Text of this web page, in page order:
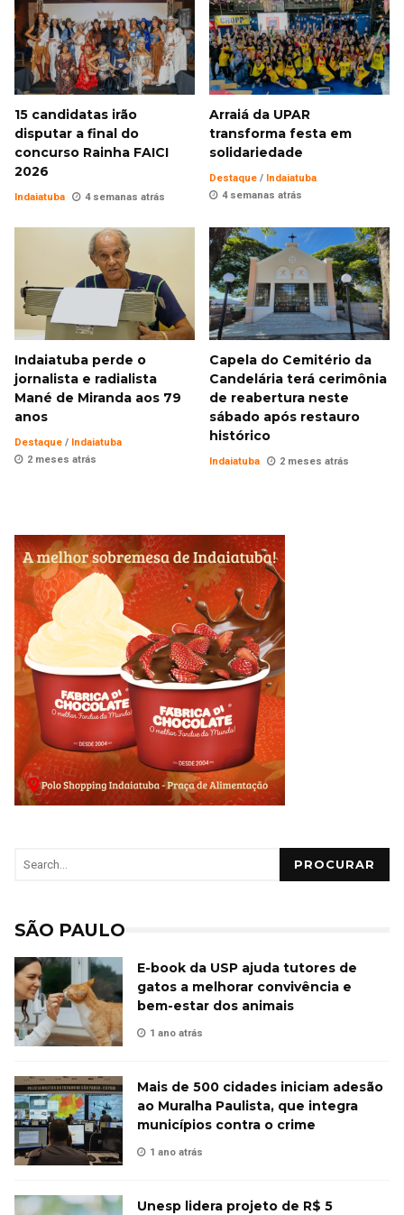
15 candidatas irão
disputar a final do
concurso Rainha FAICI
2026
Indaiatuba 4 semanas atrás
Arraiá da UPAR
transforma festa em
solidariedade
Destaque / Indaiatuba
4 semanas atrás
Indaiatuba perde o
jornalista e radialista
Mané de Miranda aos 79
anos
Destaque / Indaiatuba
2 meses atrás
Capela do Cemitério da
Candelária terá cerimônia
de reabertura neste
sábado após restauro
histórico
Indaiatuba 2 meses atrás
PROCURAR
SÃO PAULO
E-book da USP ajuda tutores de
gatos a melhorar convivência e
bem-estar dos animais
1 ano atrás
Mais de 500 cidades iniciam adesão
ao Muralha Paulista, que integra
municípios contra o crime
1 ano atrás
Unesp lidera projeto de R$ 5